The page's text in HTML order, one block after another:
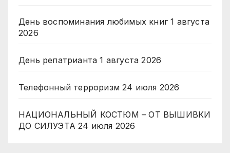
День воспоминания любимых книг 1 августа
2026
День репатрианта 1 августа 2026
Телефонный терроризм 24 июля 2026
НАЦИОНАЛЬНЫЙ КОСТЮМ – ОТ ВЫШИВКИ
ДО СИЛУЭТА 24 июля 2026